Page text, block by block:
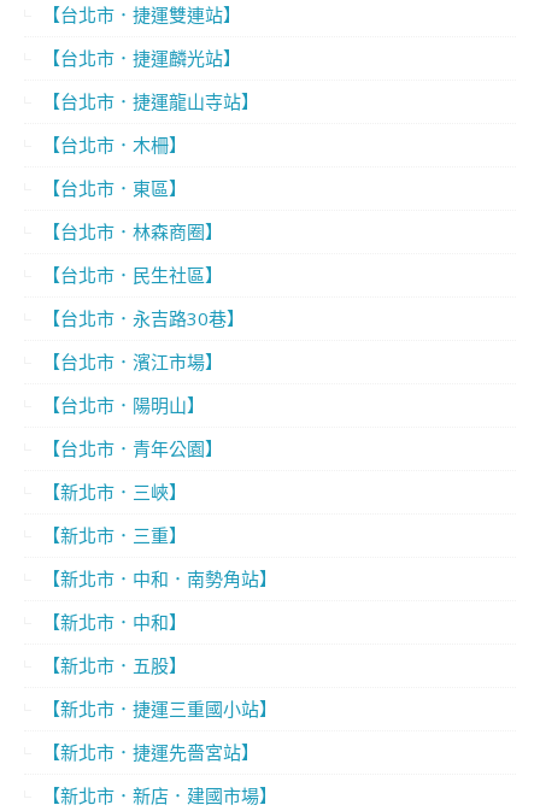
【台北市．捷運雙連站】
【台北市．捷運麟光站】
【台北市．捷運龍山寺站】
【台北市．木柵】
【台北市．東區】
【台北市．林森商圈】
【台北市．民生社區】
【台北市．永吉路30巷】
【台北市．濱江市場】
【台北市．陽明山】
【台北市．青年公園】
【新北市．三峽】
【新北市．三重】
【新北市．中和．南勢角站】
【新北市．中和】
【新北市．五股】
【新北市．捷運三重國小站】
【新北市．捷運先嗇宮站】
【新北市．新店．建國市場】